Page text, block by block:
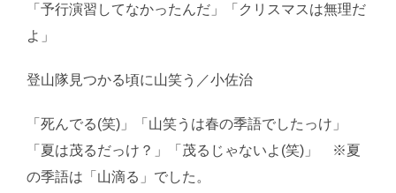
「予行演習してなかったんだ」「クリスマスは無理だ
よ」
登山隊見つかる頃に山笑う／小佐治
「死んでる(笑)」「山笑うは春の季語でしたっけ」
「夏は茂るだっけ？」「茂るじゃないよ(笑)」 ※夏
の季語は「山滴る」でした。